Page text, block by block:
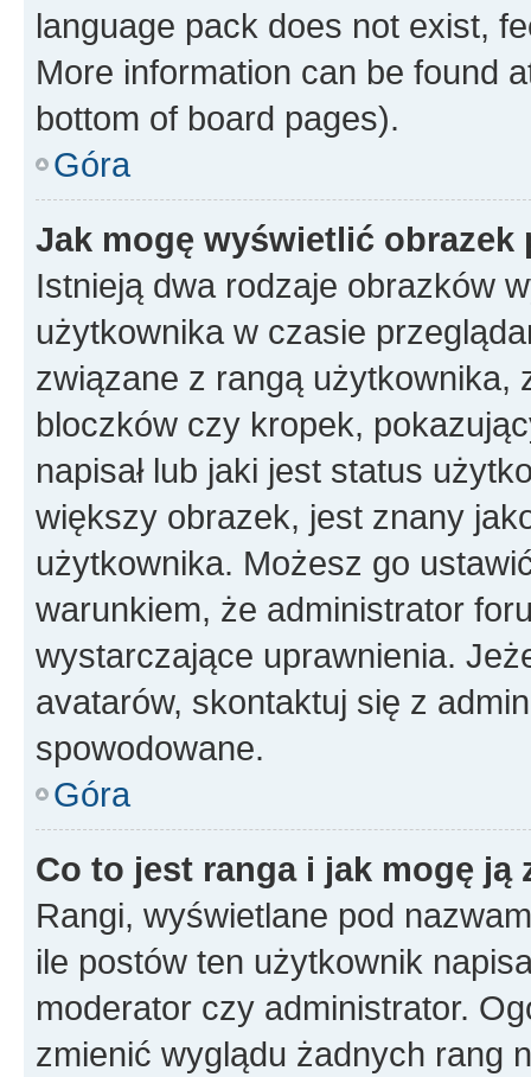
language pack does not exist,
More information can be found
bottom of board pages).
Góra
Jak mogę wyświetlić
Istnieją dwa rodzaje obrazków
użytkownika w czasie
związane z rangą użytkownika,
bloczków czy kropek,
napisał lub jaki jest status
większy obrazek, jest znany
użytkownika. Możesz go
warunkiem, że administrator
wystarczające uprawnienia.
avatarów, skontaktuj się z
spowodowane.
Góra
Co to jest ranga i jak mogę ją
Rangi, wyświetlane pod
ile postów ten użytkownik
moderator czy administrator.
zmienić wyglądu żadnych rang